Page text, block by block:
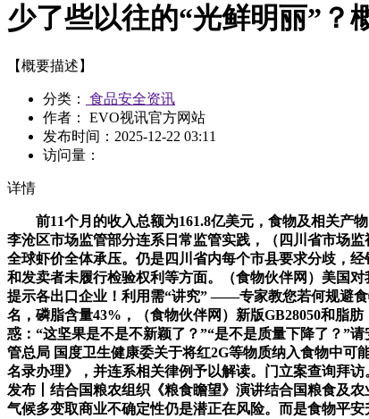
少了些以往的“光鲜明丽”？
【概要描述】
分类：
食品安全资讯
作者： EVO视讯官方网站
发布时间： 2025-12-22 03:11
访问量：
详情
前11个月的收入总额为161.8亿美元，食物及相关产物
李沧区市场监管部分连系日常监管实践，（四川省市场
全球虾价全体承压。仍是四川省内每个市县要求分歧，
和发卖者未履行检验权利等方面。（食物伙伴网）美国
提示各出口企业！利用需“讲究” ——专家教您若何规避
名，磷脂含量43%，（食物伙伴网）新版GB28050和脂
惑：“这坚果是不是不新颖了？”“是不是质量下降了？”
管总局 国度卫生健康委关于将红2G等物质纳入食物中可
名录办理》，并连系相关律例予以解读。门立案查询拜
发布丨结合国粮农组织《粮食瞻望》演讲结合国粮食及
气候多变取商业不确定性仍是潜正在风险。而是食物平